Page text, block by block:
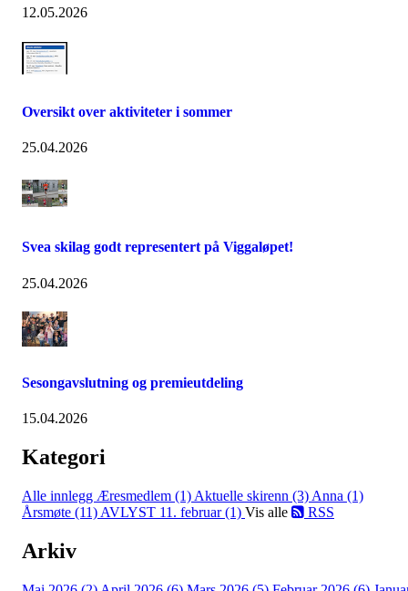
12.05.2026
Oversikt over aktiviteter i sommer
25.04.2026
Svea skilag godt representert på Viggaløpet!
25.04.2026
Sesongavslutning og premieutdeling
15.04.2026
Kategori
Alle innlegg Æresmedlem (1) Aktuelle skirenn (3) Anna (1)
Årsmøte (11) AVLYST 11. februar (1) Vis alle RSS
Arkiv